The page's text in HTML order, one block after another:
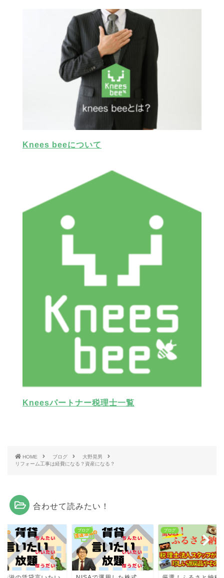
Knees beeについて
Kneesパートナー税理士一覧
HOME ブログ
大野晃男
リフォーム工事は経費になる？資産になる？
合わせて読みたい！
ブログ ブログ